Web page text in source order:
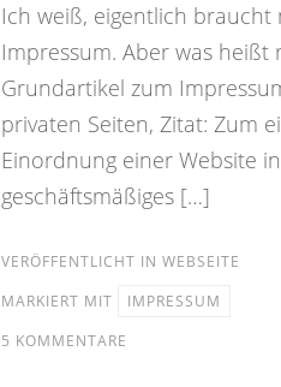
Ich weiß, eigentlich braucht
Impressum. Aber was heißt
Grundartikel zum
privaten Seiten, Zitat: Zum
Einordnung einer Website
geschäftsmäßiges […]
VERÖFFENTLICHT IN WEBSEITE
MARKIERT MIT
IMPRESSUM
5 KOMMENTARE